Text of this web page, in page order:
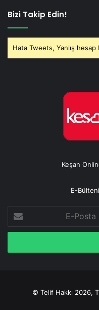
Bizi Takip Edin!
Hata Tweets, Yanlış hesap
Keşan
E-
Posta
adresinizi
© Telif Hakkı 2026,